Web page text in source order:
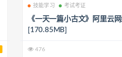
技能学习 考试考证
《一天一篇小古文》阿里云
[170.85MB]
476